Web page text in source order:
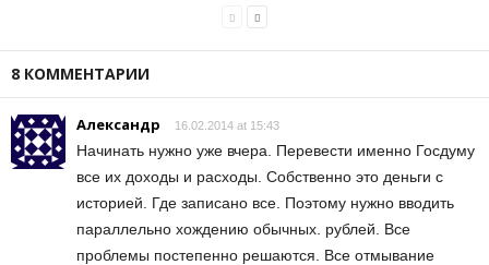
8 КОММЕНТАРИИ
Александр 16.02.2014 at 15:43
Начинать нужно уже вчера. Перевести именно Госдуму
все их доходы и расходы. Собственно это деньги с
историей. Где записано все. Поэтому нужно вводить
параллельно хождению обычных. рублей. Все
проблемы постепенно решаются. Все отмывание